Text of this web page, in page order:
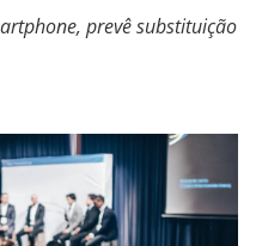
prevê substituição